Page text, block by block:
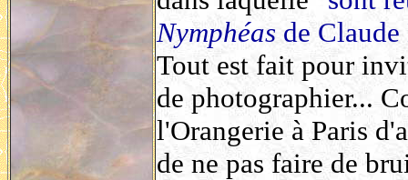
Nymphéas de
Tout est fait pour
de photographier...
l'Orangerie à Paris
de ne pas faire de